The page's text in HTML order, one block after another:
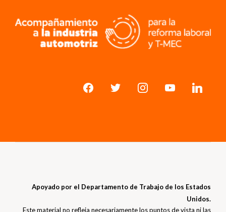
Apoyado por el Departamento de Trabajo de los Estados
Unidos.
Este material no refleja necesariamente los puntos de vista ni las